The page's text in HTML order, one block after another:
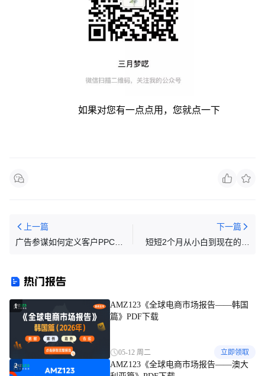
如果对您有一点点用，您就点一下
上一篇
广告参谋如何定义客户PPC成
下一篇
短短2个月从小白到现在的月
热门报告
1
AMZ123《全球电商市场报告——韩国
篇》PDF下载
05-12 周二 立即领取
2
AMZ123《全球电商市场报告——澳大